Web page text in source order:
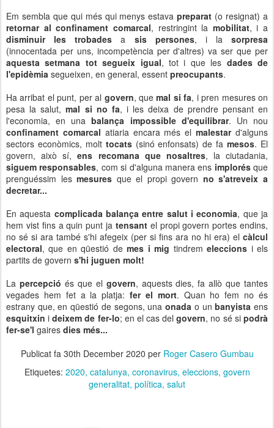
Em sembla que qui més qui menys estava preparat (o resignat) a
retornar al confinament comarcal, restringint la mobilitat, i a
disminuir les trobades a sis persones, i lasorpresa
(innocentada per uns, incompetència per d'altres) va ser que per
aquesta setmana tot segueix igual, tot i que les dades de
l'epidèmia segueixen, en general, essent preocupants.
Ha arribat el punt, per al govern, quemal si fa, i pren mesures on
pesa la salut,mal si no fa, i les deixa de prendre pensant en
l'economia, en una balança impossible d'equilibrar. Un nou
confinament comarcal atiaria encara més el malestard'alguns
sectors econòmics, molttocats (sinó enfonsats) de fa mesos. El
govern, això sí,ens recomana que nosaltres, la ciutadania,
siguem responsables, com si d'alguna manera ens implorésque
prenguéssim lesmesures que el propi govern no s'atreveix a
decretar...
En aquesta complicada balança entre salut i economia, que ja
hem vist fins a quin punt ja tensantel propi govern portes endins,
no sé si ara també s'hi afegeix (per si fins ara no hi era) el càlcul
electoral, que en qüestió demes i mig tindremeleccions i els
partits de govern s'hi juguen molt!
La percepció és que el govern, aquests dies, fa allò que tantes
vegades hem fet a la platja:fer el mort. Quan ho fem no és
estrany que, en qüestió de segons, unaonada o unbanyista ens
esquitxini deixem de fer-lo; en el cas delgovern, no sé si podrà
fer-se'l gaires dies més...
Publicat fa 30th December 2020 per Roger Casero Gumbau
Etiquetes: 2020 catalunya coronavirus eleccions govern
generalitat política salut